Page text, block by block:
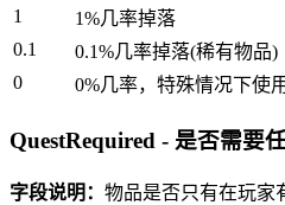
1
1%几率掉落
0.1
0.1%几率掉落(稀有物品)
0
0%几率，特殊情况下使用
QuestRequired - 是否需要
字段说明： 物品是否只有在玩家